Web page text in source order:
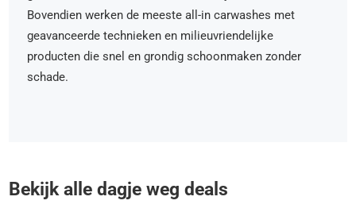
Bovendien werken de meeste all-in carwashes met
geavanceerde technieken en milieuvriendelijke
producten die snel en grondig schoonmaken zonder
schade.
Bekijk alle dagje weg deals